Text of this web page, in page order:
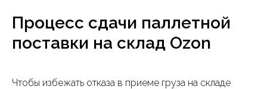
Процесс сдачи паллетной
поставки на склад Ozon
Чтобы избежать отказа в приеме груза на складе